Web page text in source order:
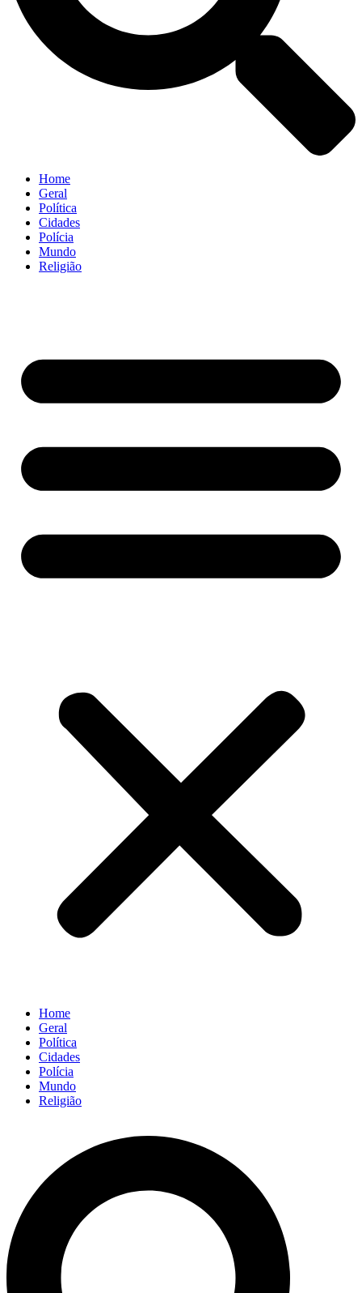
Home
Geral
Política
Cidades
Polícia
Mundo
Religião
Home
Geral
Política
Cidades
Polícia
Mundo
Religião